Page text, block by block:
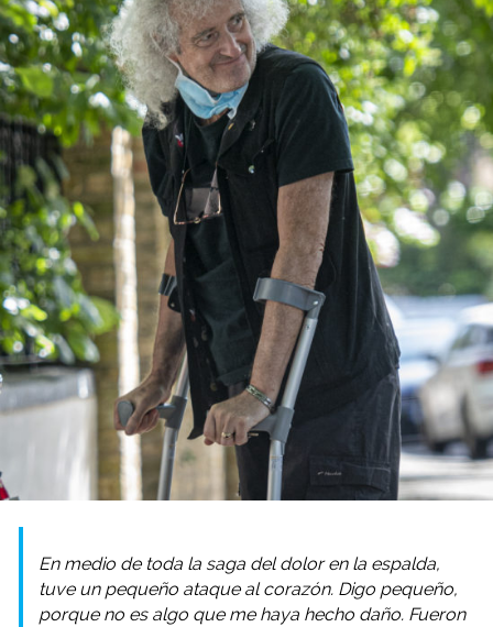
En medio de toda la saga del dolor en la espalda,
tuve un pequeño ataque al corazón. Digo pequeño,
porque no es algo que me haya hecho daño. Fueron